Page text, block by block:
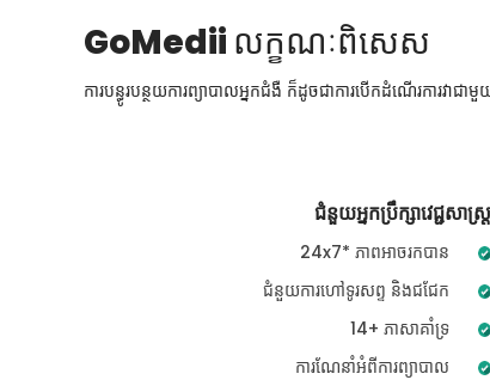
GoMedii លក្ខណៈពិសេស
ការបន្ធូរបន្ថយការព្យាបាលអ្នកជំងឺ ក៏ដូចជាការបើកដំណើរការវ
ជំនួយអ្នកប្រឹក្សាវេជ្ជសាស្ត្រ
24x7* ភាពអាចរកបាន
ជំនួយការហៅទូរសព្ទ និងជជែក
14+ ភាសាគាំទ្រ
ការណែនាំអំពីការព្យាបាល